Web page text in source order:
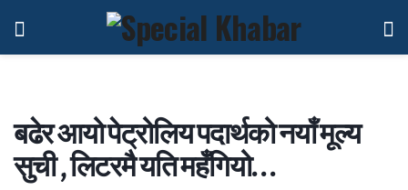
बढेर आयो पेट्रोलिय पदार्थको नयाँ मूल्य
सुची , लिटरमै यति महँगियो…